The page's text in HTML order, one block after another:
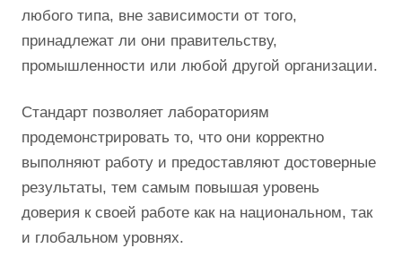
любого типа, вне зависимости от того,
принадлежат ли они правительству,
промышленности или любой другой организации.
Стандарт позволяет лабораториям
продемонстрировать то, что они корректно
выполняют работу и предоставляют достоверные
результаты, тем самым повышая уровень
доверия к своей работе как на национальном, так
и глобальном уровнях.